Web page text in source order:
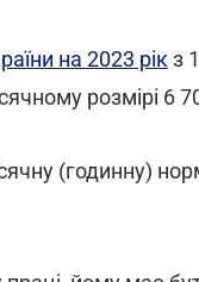
на 2023 рік з
розмірі 6
(годинну)